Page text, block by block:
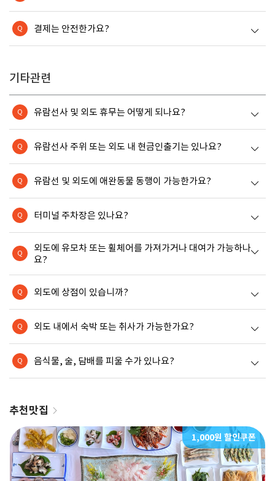
Q 결제는 안전한가요?
기타관련
Q 유람선사 및 외도 휴무는 어떻게 되나요?
Q 유람선사 주위 또는 외도 내 현금인출기는 있나요?
Q 유람선 및 외도에 애완동물 동행이 가능한가요?
Q 터미널 주차장은 있나요?
Q
외도에 유모차 또는 휠체어를 가져가거나 대여가 가능하나
요?
Q 외도에 상점이 있습니까?
Q 외도 내에서 숙박 또는 취사가 가능한가요?
Q 음식물, 술, 담배를 피울 수가 있나요?
추천맛집
1,000원 할인쿠폰